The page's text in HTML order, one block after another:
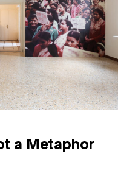
a Metaphor